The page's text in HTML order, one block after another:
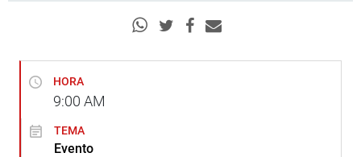
HORA
9:00 AM
TEMA
Evento